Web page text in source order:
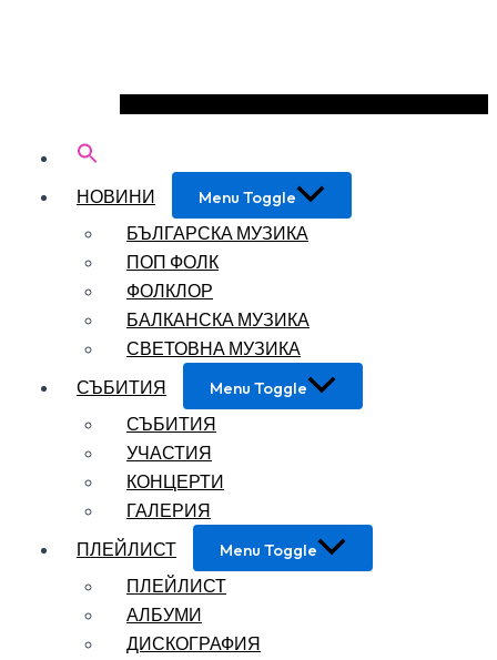
НОВИНИ Menu Toggle
БЪЛГАРСКА МУЗИКА
ПОП ФОЛК
ФОЛКЛОР
БАЛКАНСКА МУЗИКА
СВЕТОВНА МУЗИКА
СЪБИТИЯ
Menu Toggle
СЪБИТИЯ
УЧАСТИЯ
КОНЦЕРТИ
ГАЛЕРИЯ
ПЛЕЙЛИСТ
Menu Toggle
ПЛЕЙЛИСТ
АЛБУМИ
ДИСКОГРАФИЯ